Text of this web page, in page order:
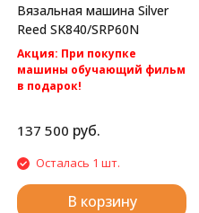
Вязальная машина Silver
Reed SK840/SRP60N
Акция: При покупке
машины обучающий фильм
в подарок!
Silver Reed SK840/SRP60N -
вязальная машина 5 класса.
137 500 руб.
Осталась 1 шт.
В корзину